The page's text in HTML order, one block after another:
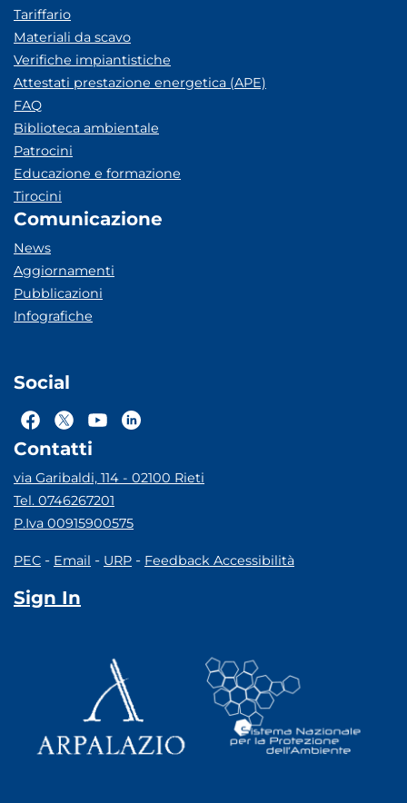
Tariffario
Materiali da scavo
Verifiche impiantistiche
Attestati prestazione energetica (APE)
FAQ
Biblioteca ambientale
Patrocini
Educazione e formazione
Tirocini
Comunicazione
News
Aggiornamenti
Pubblicazioni
Infografiche
Social
Contatti
via Garibaldi, 114 - 02100 Rieti
Tel. 0746267201
P.Iva 00915900575
PEC - Email - URP - Feedback Accessibilità
Sign In